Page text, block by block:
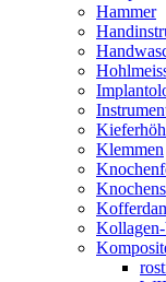
Hammer
Klemmen